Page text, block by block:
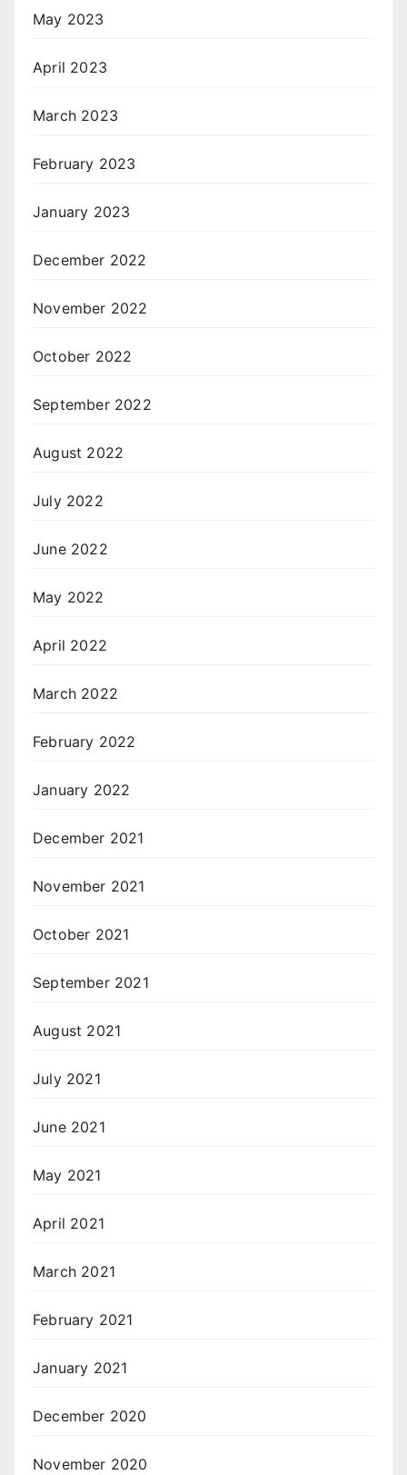
May 2023
April 2023
March 2023
February 2023
January 2023
December 2022
November 2022
October 2022
September 2022
August 2022
July 2022
June 2022
May 2022
April 2022
March 2022
February 2022
January 2022
December 2021
November 2021
October 2021
September 2021
August 2021
July 2021
June 2021
May 2021
April 2021
March 2021
February 2021
January 2021
December 2020
November 2020